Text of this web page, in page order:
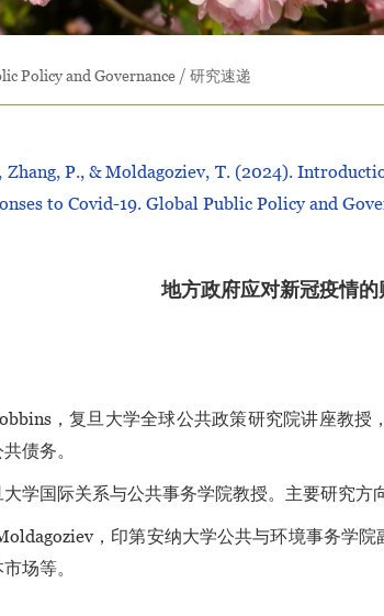
Policy and Governance / 研究速递
Zhang, P., & Moldagoziev, T. (2024).
to Covid-19. Global Public Policy and
地方政府应对新冠疫情
，复旦大学全球公共政策研究院讲座教
债务。
学国际关系与公共事务学院教授。主要研究
，印第安纳大学公共与环境事务学
场等。